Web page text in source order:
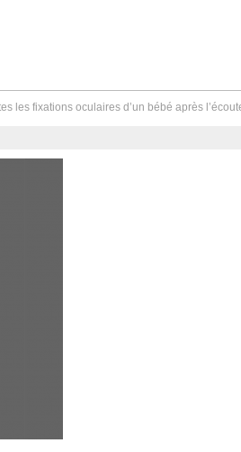
les fixations oculaires d’un bébé après